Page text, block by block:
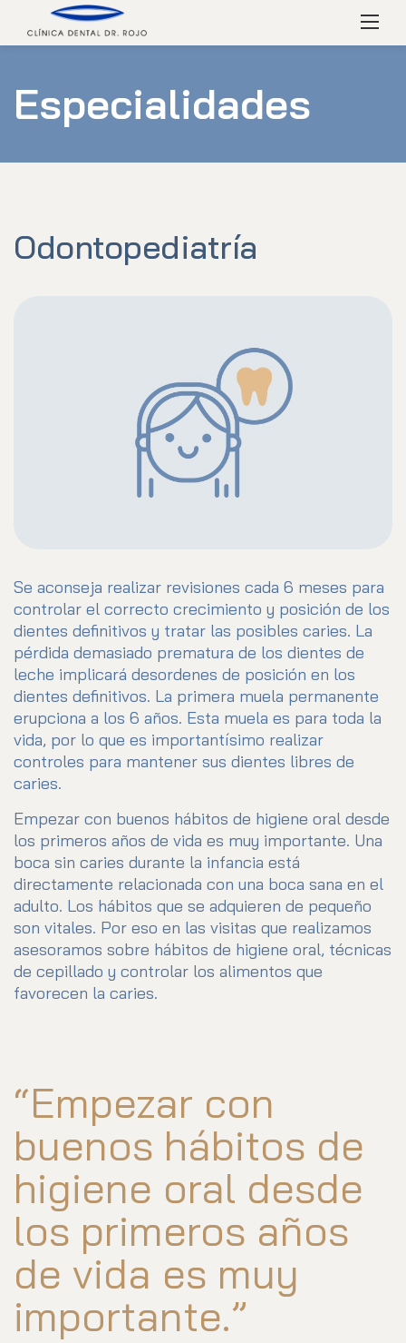
content
Menú
Especialidades
Odontopediatría
Se aconseja realizar revisiones cada 6 meses para
controlar el correcto crecimiento y posición de los
dientes definitivos y tratar las posibles caries. La
pérdida demasiado prematura de los dientes de
leche implicará desordenes de posición en los
dientes definitivos. La primera muela permanente
erupciona a los 6 años. Esta muela es para toda la
vida, por lo que es importantísimo realizar
controles para mantener sus dientes libres de
caries.
Empezar con buenos hábitos de higiene oral desde
los primeros años de vida es muy importante. Una
boca sin caries durante la infancia está
directamente relacionada con una boca sana en el
adulto. Los hábitos que se adquieren de pequeño
son vitales. Por eso en las visitas que realizamos
asesoramos sobre hábitos de higiene oral, técnicas
de cepillado y controlar los alimentos que
favorecen la caries.
“Empezar con
buenos hábitos de
higiene oral desde
los primeros años
de vida es muy
importante.”